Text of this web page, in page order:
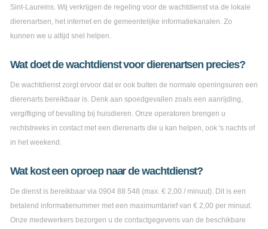
Sint-Laureins. Wij verkrijgen de regeling voor de wachtdienst via de lokale
dierenartsen, het internet en de gemeentelijke informatiekanalen. Zo
kunnen we u altijd snel helpen.
Wat doet de wachtdienst voor dierenartsen precies?
De wachtdienst zorgt ervoor dat er ook buiten de normale openingsuren een
dierenarts bereikbaar is. Denk aan spoedgevallen zoals een aanrijding,
vergiftiging of bevalling bij huisdieren. Onze operatoren brengen u
rechtstreeks in contact met een dierenarts die u kan helpen, ook 's nachts of
in het weekend.
Wat kost een oproep naar de wachtdienst?
De dienst is bereikbaar via 0904 88 548 (max. € 2,00 / minuut). Dit is een
betalend informatienummer met een maximumtarief van € 2,00 per minuut.
Onze medewerkers bezorgen u de contactgegevens van de beschikbare